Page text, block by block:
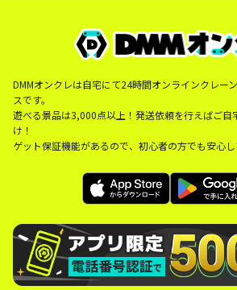
DMMオンクレは自宅にて24時間オンラインクレー
スです。
遊べる景品は3,000点以上！発送依頼を行えばご自
け！
ゲット保証機能があるので、初心者の方でも安心し